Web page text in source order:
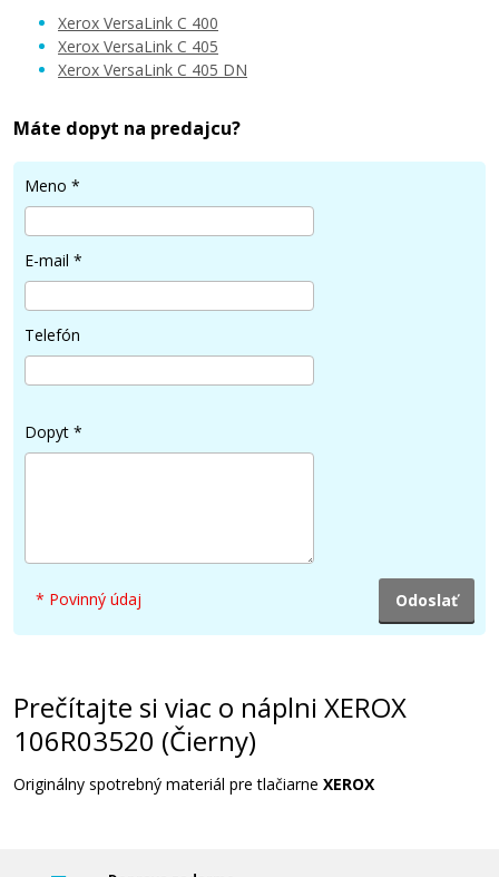
37,90 €
XEROX 106R03508 (Čierny)
Pridať do košíka
Kompatibilný toner
Xerox VersaLink C 400
Xerox VersaLink C 405
Xerox VersaLink C 405 DN
Máte dopyt na predajcu?
Meno *
E-mail *
Telefón
Dopyt *
* Povinný údaj
Prečítajte si viac o náplni XEROX
106R03520 (Čierny)
Originálny spotrebný materiál pre tlačiarne XEROX